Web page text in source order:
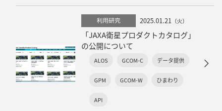
利用研究 2025.01.21 （火）
「JAXA衛星プロダクトカタログ」
の公開について
ALOS GCOM-C データ提供
GPM GCOM-W ひまわり
API